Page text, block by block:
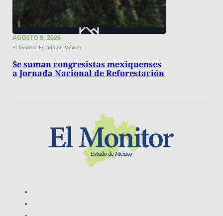
AGOSTO 9, 2026
El Monitor Estado de México
Se suman congresistas mexiquenses
a Jornada Nacional de Reforestación